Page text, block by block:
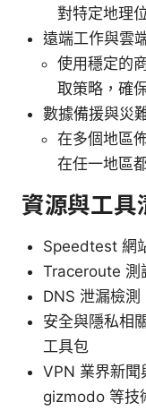
對特定地理
遠端工作與雲
使用穩定的
取策略，確
數據備援與災
在多個地區
在任一地區
資源與工具
Speedtest 網
Traceroute 測
DNS 泄漏檢
安全與隱私相
工具包
VPN 業界新聞
gizmodo 等技